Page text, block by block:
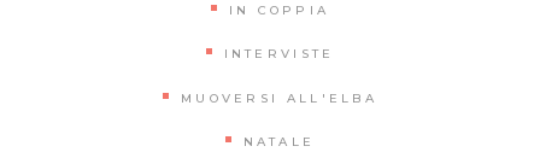
IN COPPIA
INTERVISTE
MUOVERSI ALL'ELBA
NATALE